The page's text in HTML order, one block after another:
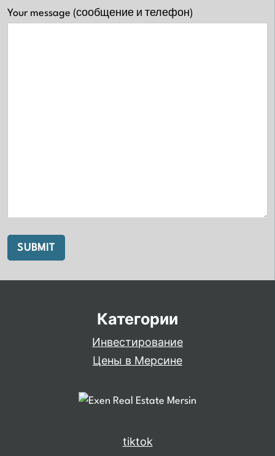
Your message (сообщение и телефон)
Категории
Инвестирование
Цены в Мерсине
tiktok